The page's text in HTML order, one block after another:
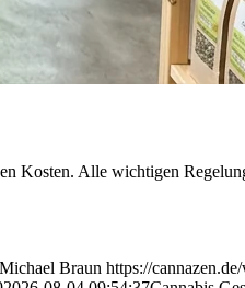
Kosten. Alle wichtigen
Michael Braun https://